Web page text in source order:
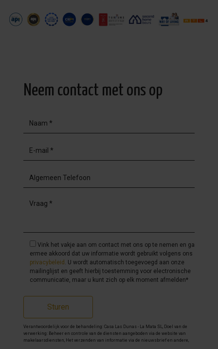
Neem contact met ons op
Vink het vakje aan om contact met ons op te nemen en ga
ermee akkoord dat uw informatie wordt gebruikt volgens ons
privacybeleid
. U wordt automatisch toegevoegd aan onze
mailinglijst en geeft hierbij toestemming voor electronische
communicatie, maar u kunt zich op elk moment afmelden*
Sturen
Verantwoordelijk voor de behandeling: Casa Las Dunas - La Mata SL, Doel van de
verwerking: Beheer en controle van de diensten aangeboden via de website van
makelaarsdiensten, Het verzenden van informatie via de nieuwsbrief en andere,